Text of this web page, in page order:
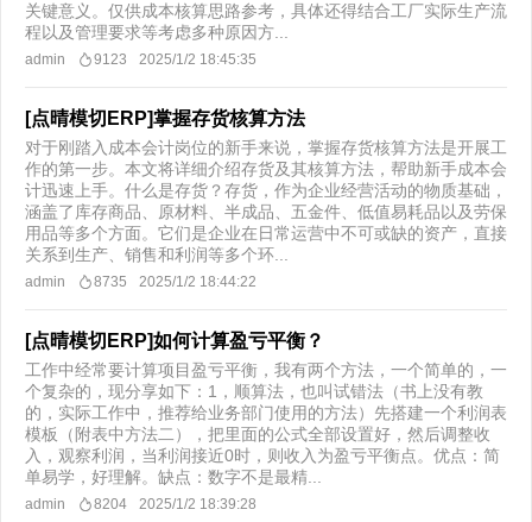
关键意义。仅供成本核算思路参考，具体还得结合工厂实际生产流
程以及管理要求等考虑多种原因方...
admin 9123 2025/1/2 18:45:35
[点晴模切ERP]掌握存货核算方法
对于刚踏入成本会计岗位的新手来说，掌握存货核算方法是开展工
作的第一步。本文将详细介绍存货及其核算方法，帮助新手成本会
计迅速上手。什么是存货？存货，作为企业经营活动的物质基础，
涵盖了库存商品、原材料、半成品、五金件、低值易耗品以及劳保
用品等多个方面。它们是企业在日常运营中不可或缺的资产，直接
关系到生产、销售和利润等多个环...
admin 8735 2025/1/2 18:44:22
[点晴模切ERP]如何计算盈亏平衡？
工作中经常要计算项目盈亏平衡，我有两个方法，一个简单的，一
个复杂的，现分享如下：1，顺算法，也叫试错法（书上没有教
的，实际工作中，推荐给业务部门使用的方法）先搭建一个利润表
模板（附表中方法二），把里面的公式全部设置好，然后调整收
入，观察利润，当利润接近0时，则收入为盈亏平衡点。优点：简
单易学，好理解。缺点：数字不是最精...
admin 8204 2025/1/2 18:39:28